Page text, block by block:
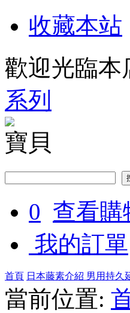
收藏本站
歡迎光臨本
系列
寶貝
0 查看購
我的訂單
首頁 日本藤素介紹 男用持久
當前位置: